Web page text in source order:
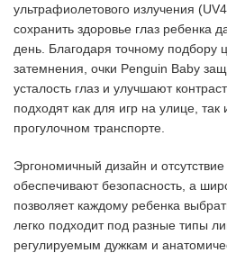
ультрафиолетового излучения
сохранить здоровье глаз ребенка
день. Благодаря точному подбору
затемнения, очки Penguin Baby
усталость глаз и улучшают
подходят как для игр на улице, так
прогулочном транспорте.
Эргономичный дизайн и отсутствие
обеспечивают безопасность, а
позволяет каждому ребенка
легко подходит под разные типы
регулируемым дужкам и